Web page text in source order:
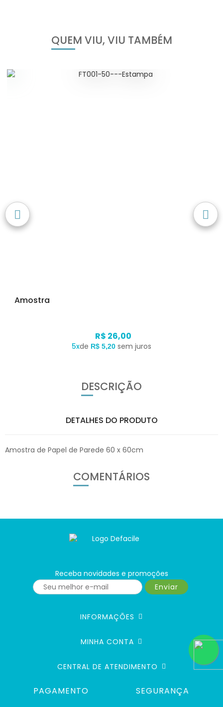
QUEM VIU, VIU TAMBÉM
Amostra
R$ 26,00
5xde R$ 5,20 sem juros
DESCRIÇÃO
DETALHES DO PRODUTO
Amostra de Papel de Parede 60 x 60cm
COMENTÁRIOS
Receba novidades e promoções
Enviar
INFORMAÇÕES
MINHA CONTA
CENTRAL DE ATENDIMENTO
PAGAMENTO SEGURANÇA